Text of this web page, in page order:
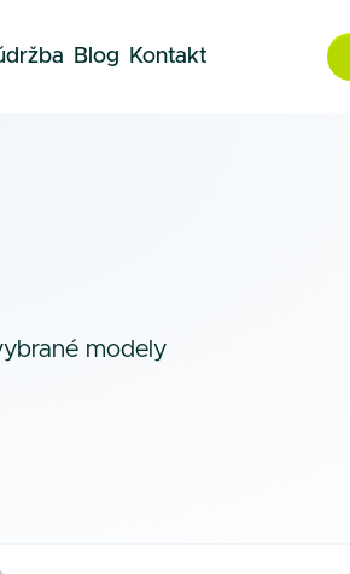
Blog Kontakt
modely